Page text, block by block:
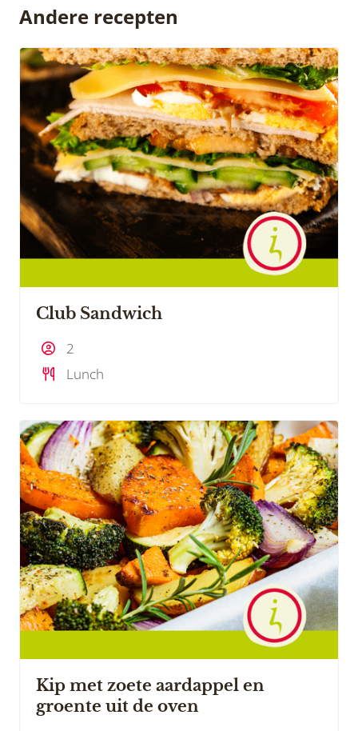
Andere recepten
Club Sandwich
2
Lunch
Kip met zoete aardappel en
groente uit de oven